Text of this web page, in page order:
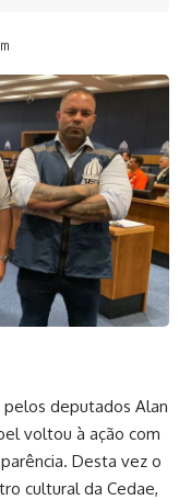
deputados Alan
voltou à ação com
Desta vez o
cultural da Cedae,